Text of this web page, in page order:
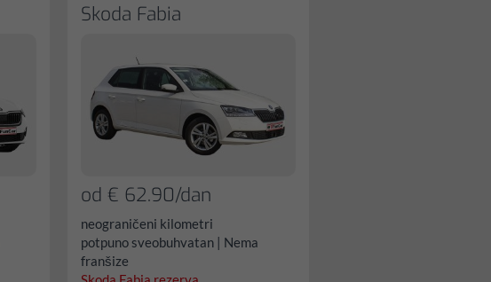
Skoda Fabia
od € 62.90/dan
neograničeni kilometri
potpuno sveobuhvatan | Nema
franšize